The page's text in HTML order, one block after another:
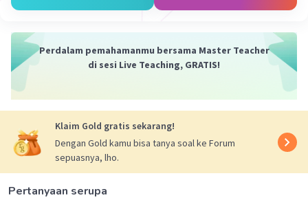
Penjelasan :
agar terlihat membaur dengan lingkungan
sekitarnya. Contohnya bunglon yang mengganti
cokelat saat berdiam di atas tanah atau
tumpukan daun kering.
Beri Rating·0.0(0) Balas
Perdalam pemahamanmu bersama Master Teacher
di sesi Live Teaching, GRATIS!
Klaim Gold gratis sekarang!
Dengan Gold kamu bisa tanya soal ke Forum
sepuasnya, lho.
Pertanyaan serupa